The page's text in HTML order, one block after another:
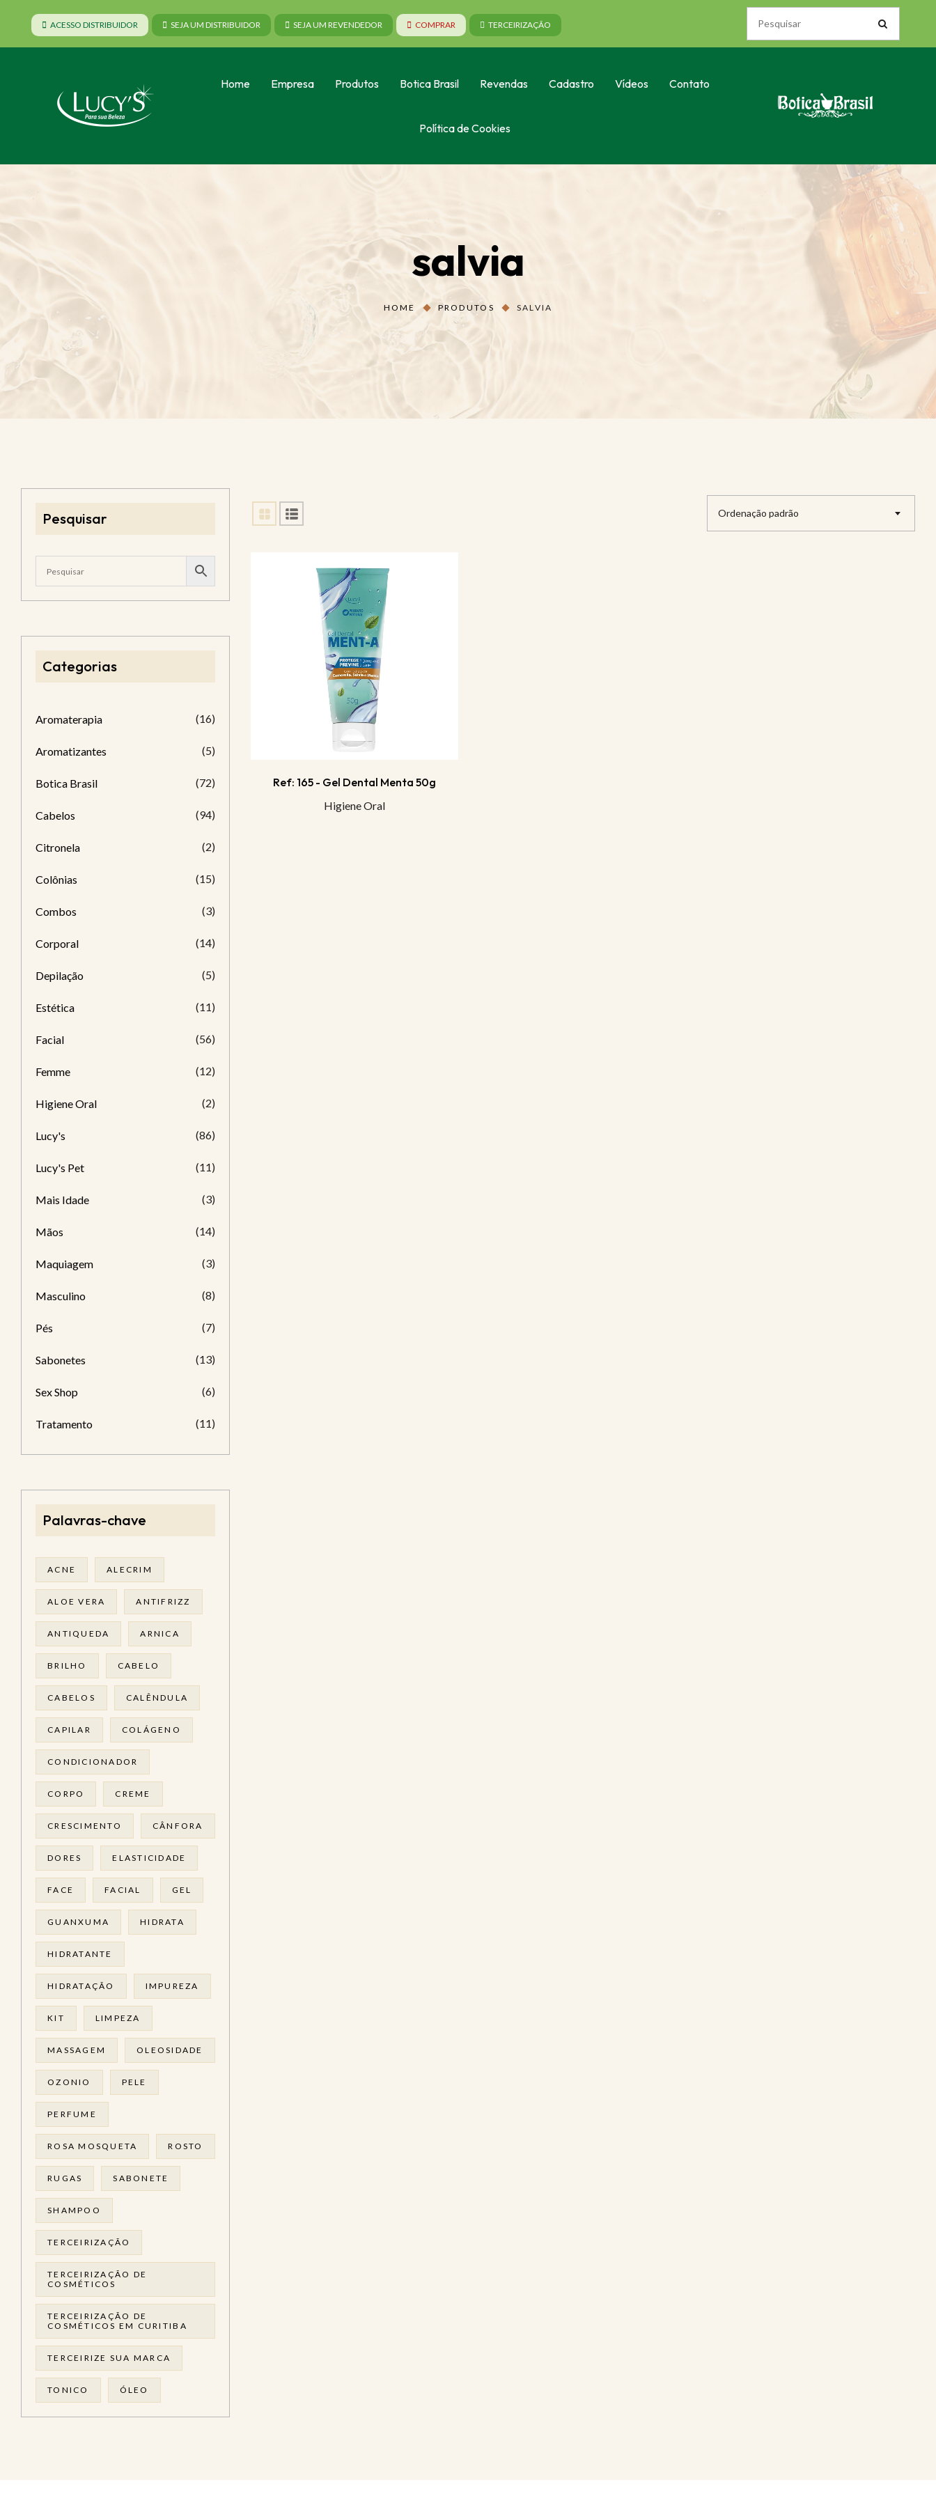
ACESSO DISTRIBUIDOR SEJA UM DISTRIBUIDOR SEJA UM REVENDEDOR COMPRAR TERCEIRIZAÇÃO
Home Empresa Produtos Botica Brasil Revendas Cadastro Vídeos Contato
Política de Cookies
salvia
HOME PRODUTOS SALVIA
Ordenação padrão
Ref: 165 - Gel Dental Menta 50g
Higiene Oral
Pesquisar
Categorias
Aromaterapia (16)
Aromatizantes (5)
Botica Brasil (72)
Cabelos (94)
Citronela (2)
Colônias (15)
Combos (3)
Corporal (14)
Depilação (5)
Estética (11)
Facial (56)
Femme (12)
Higiene Oral (2)
Lucy's (86)
Lucy's Pet (11)
Mais Idade (3)
Mãos (14)
Maquiagem (3)
Masculino (8)
Pés (7)
Sabonetes (13)
Sex Shop (6)
Tratamento (11)
Palavras-chave
ACNE ALECRIM
ALOE VERA ANTIFRIZZ
ANTIQUEDA ARNICA
BRILHO CABELO
CABELOS CALÊNDULA
CAPILAR COLÁGENO
CONDICIONADOR
CORPO CREME
CRESCIMENTO CÂNFORA
DORES ELASTICIDADE
FACE FACIAL GEL
GUANXUMA HIDRATA
HIDRATANTE
HIDRATAÇÃO IMPUREZA
KIT LIMPEZA
MASSAGEM OLEOSIDADE
OZONIO PELE
PERFUME
ROSA MOSQUETA ROSTO
RUGAS SABONETE
SHAMPOO
TERCEIRIZAÇÃO
TERCEIRIZAÇÃO DE
COSMÉTICOS
TERCEIRIZAÇÃO DE
COSMÉTICOS EM CURITIBA
TERCEIRIZE SUA MARCA
TONICO ÓLEO